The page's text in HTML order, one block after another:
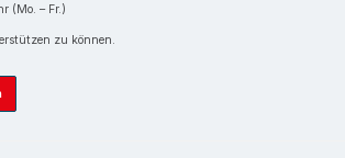
(Mo. – Fr.)
zu können.